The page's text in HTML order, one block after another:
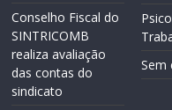
Conselho Fiscal do
SINTRICOMB
realiza avaliação
das contas do
sindicato
Sem